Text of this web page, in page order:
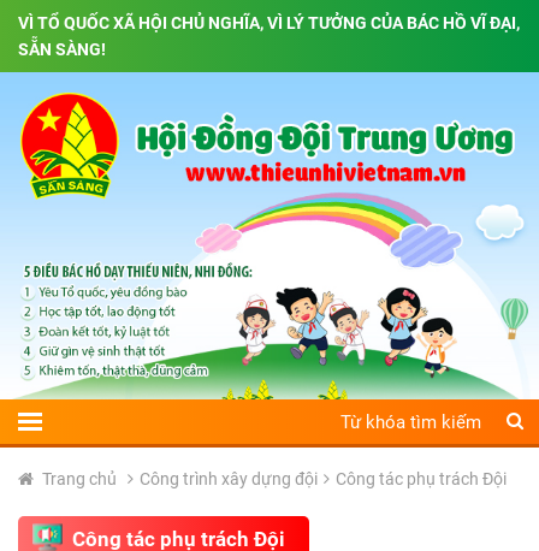
VÌ TỔ QUỐC XÃ HỘI CHỦ NGHĨA, VÌ LÝ TƯỞNG CỦA BÁC HỒ VĨ ĐẠI,
SẴN SÀNG!
Trang chủ Công trình xây dựng đội Công tác phụ trách Đội
Công tác phụ trách Đội